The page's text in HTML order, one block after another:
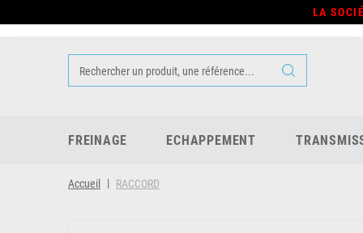
LA
FREINAGE ECHAPPEMENT
Accueil RACCORD